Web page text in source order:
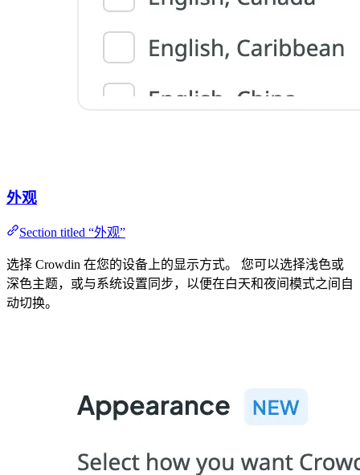
外观
Section titled “外观”
选择 Crowdin 在您的设备上的显示方式。 您可以选择浅色或
深色主题，或与系统设置同步，以便在白天和夜间模式之间自
动切换。